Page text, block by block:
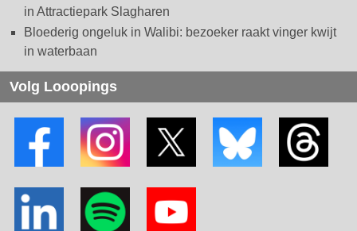
in Attractiepark Slagharen
Bloederig ongeluk in Walibi: bezoeker raakt vinger kwijt
in waterbaan
Volg Looopings